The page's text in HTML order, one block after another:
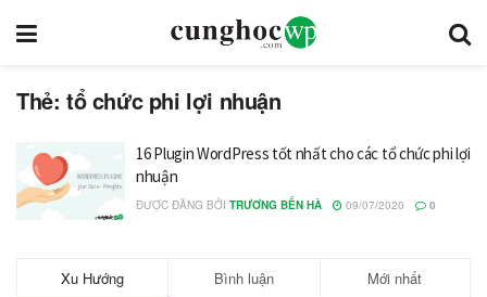
Thẻ: tổ chức phi lợi nhuận
16 Plugin WordPress tốt nhất cho các tổ chức phi lợi
nhuận
ĐƯỢC ĐĂNG BỞI TRƯƠNG BẾN HÀ 09/07/2020 0
Xu Hướng Bình luận Mới nhất